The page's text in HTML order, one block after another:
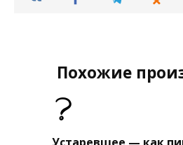
Похожие
Устаревшее — как